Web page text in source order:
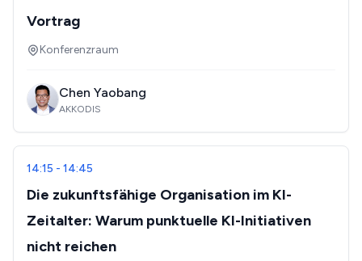
Vortrag
Konferenzraum
Chen Yaobang
AKKODIS
14:15 - 14:45
Die zukunftsfähige Organisation im KI-
Zeitalter: Warum punktuelle KI-Initiativen
nicht reichen